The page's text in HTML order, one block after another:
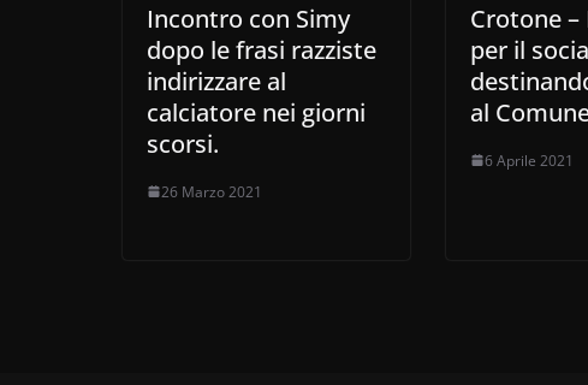
Incontro con Simy
dopo le frasi razziste
indirizzare al
calciatore nei giorni
scorsi.
26 Marzo 2021
Crotone
per il
al
6 Aprile 2021